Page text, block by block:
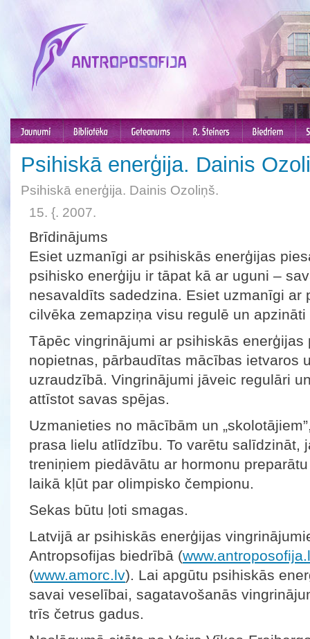
Psihiskā enerģija. Dainis
Psihiskā enerģija. Dainis Ozoliņš.
15. {. 2007.
Brīdinājums
Esiet uzmanīgi ar psihiskās enerģijas
psihisko enerģiju ir tāpat kā ar uguni –
nesavaldīts sadedzina. Esiet uzmanīgi ar
cilvēka zemapziņa visu regulē un
Tāpēc vingrinājumi ar psihiskās
nopietnas, pārbaudītas mācības ietvaros
uzraudzībā. Vingrinājumi jāveic regulāri
attīstot savas spējas.
Uzmanieties no mācībām un
prasa lielu atlīdzību. To varētu salīdzināt,
treniņiem piedāvātu ar hormonu
laikā kļūt par olimpisko čempionu.
Sekas būtu ļoti smagas.
Latvijā ar psihiskās enerģijas
Antropsofijas biedrībā (
(www.amorc.lv). Lai apgūtu psihiskās
savai veselībai, sagatavošanās
trīs četrus gadus.